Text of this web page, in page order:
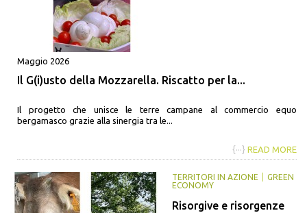
Maggio 2026
Il G(i)usto della Mozzarella. Riscatto per la...
Il progetto che unisce le terre campane al commercio equo
bergamasco grazie alla sinergia tra le...
{···} READ MORE
TERRITORI IN AZIONE
GREEN
ECONOMY
Risorgive e risorgenze